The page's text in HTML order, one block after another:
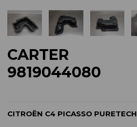
CARTER
9819044080
CITROËN C4 PICASSO PURETECH